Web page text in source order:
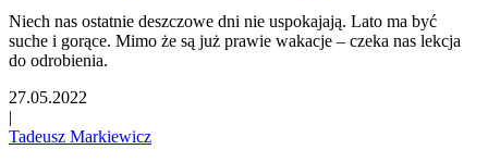
Niech nas ostatnie deszczowe dni nie uspokajają. Lato ma być
suche i gorące. Mimo że są już prawie wakacje – czeka nas lekcja
do odrobienia.
27.05.2022
|
Tadeusz Markiewicz